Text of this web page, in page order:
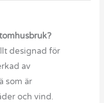
designad för
av
som är
och vind.